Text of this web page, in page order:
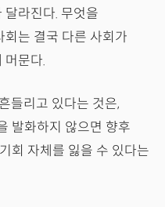
라진다. 무엇을
는 결국 다른 사회가
머문다.
들리고 있다는 것은,
발화하지 않으면 향후
회 자체를 잃을 수 있다는